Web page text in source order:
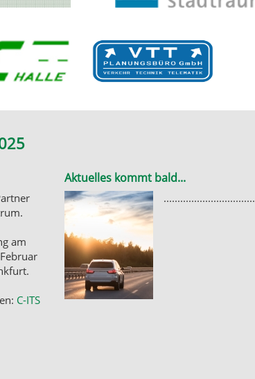
am
C-ITS
Aktuelles kommt bald...
.................................